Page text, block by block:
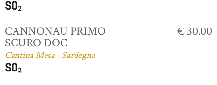
CANNONAU PRIMO
SCURO DOC
Cantina Mesa - Sardegna
€ 30.00